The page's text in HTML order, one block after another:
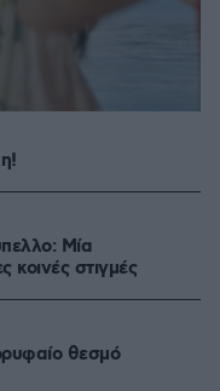
Μία
κοινές στιγμές
θεσμό